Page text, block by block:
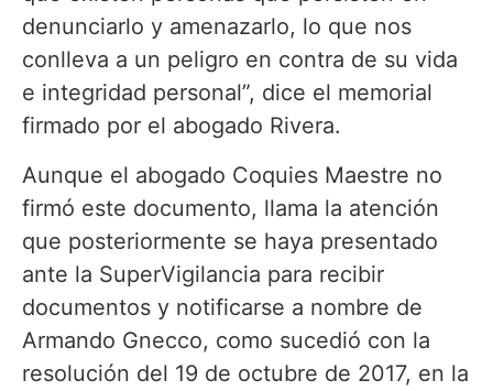
denunciarlo y amenazarlo, lo que nos
conlleva a un peligro en contra de su vida
e integridad personal”, dice el memorial
firmado por el abogado Rivera.
Aunque el abogado Coquies Maestre no
firmó este documento, llama la atención
que posteriormente se haya presentado
ante la SuperVigilancia para recibir
documentos y notificarse a nombre de
Armando Gnecco, como sucedió con la
resolución del 19 de octubre de 2017, en la